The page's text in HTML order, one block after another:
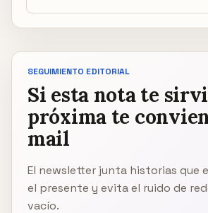
SEGUIMIENTO EDITORIAL
Si esta nota te
próxima te
mail
El newsletter junta historias que
el presente y evita el ruido de
vacío.